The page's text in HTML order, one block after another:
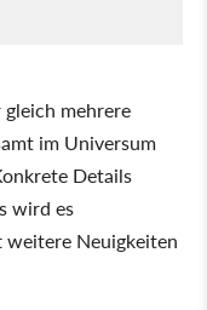
mehrere
im Universum
Details
wird es
Neuigkeiten